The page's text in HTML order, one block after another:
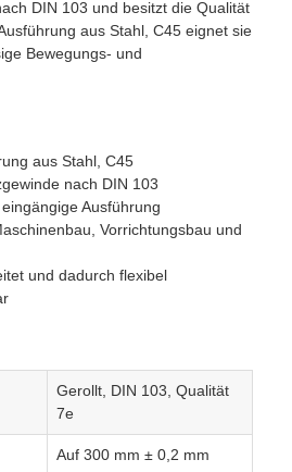
DIN 103 und besitzt die Qualität
aus Stahl, C45 eignet sie
Bewegungs- und
aus Stahl, C45
nach DIN 103
Ausführung
Vorrichtungsbau und
und dadurch flexibel
Gerollt, DIN 103, Qualität
7e
Auf 300 mm ± 0,2 mm